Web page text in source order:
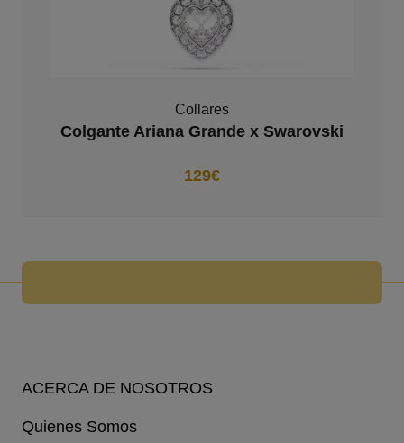
Collares
Colgante Ariana Grande x Swarovski
129€
ACERCA DE NOSOTROS
Quienes Somos